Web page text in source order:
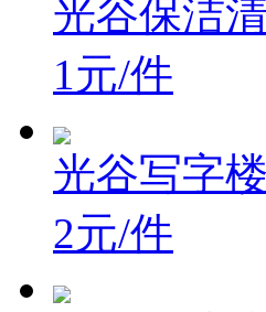
光谷保洁
1元/件
光谷写字
2元/件